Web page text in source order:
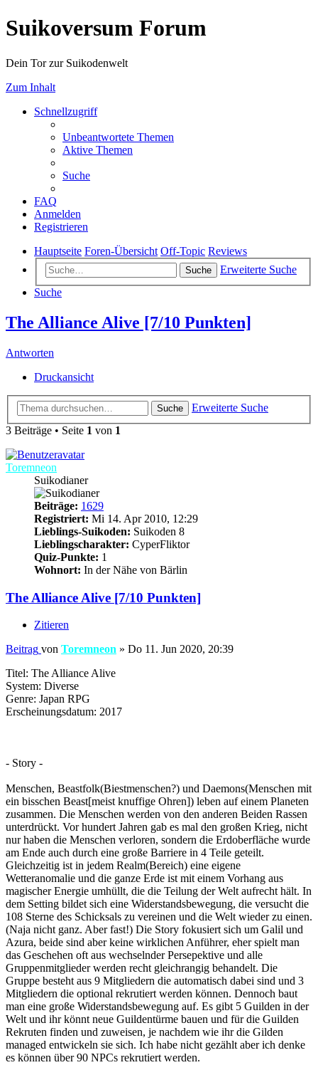
Suikoversum Forum
Dein Tor zur Suikodenwelt
Zum Inhalt
Schnellzugriff
Unbeantwortete Themen
Aktive Themen
Suche
FAQ
Anmelden
Registrieren
Hauptseite Foren-Übersicht Off-Topic Reviews
Suche
Erweiterte Suche
Suche
The Alliance Alive [7/10 Punkten]
Antworten
Druckansicht
Suche
Erweiterte Suche
3 Beiträge • Seite 1 von 1
Toremneon
Suikodianer
Beiträge: 1629
Registriert: Mi 14. Apr 2010, 12:29
Lieblings-Suikoden: Suikoden 8
Lieblingscharakter: CyperFliktor
Quiz-Punkte: 1
Wohnort: In der Nähe von Bärlin
The Alliance Alive [7/10 Punkten]
Zitieren
Beitrag von Toremneon » Do 11. Jun 2020, 20:39
Titel: The Alliance Alive
System: Diverse
Genre: Japan RPG
Erscheinungsdatum: 2017
- Story -
Menschen, Beastfolk(Biestmenschen?) und Daemons(Menschen mit
ein bisschen Beast[meist knuffige Ohren]) leben auf einem Planeten
zusammen. Die Menschen werden von den anderen Beiden Rassen
unterdrückt. Vor hundert Jahren gab es mal den großen Krieg, nicht
nur haben die Menschen verloren, sondern die Erdoberfläche wurde
am Ende auch durch eine große Barriere in 4 Teile geteilt.
Gleichzeitig ist in jedem Realm(Bereich) eine eigene
Wetteranomalie und die ganze Erde ist mit einem Vorhang aus
magischer Energie umhüllt, die die Teilung der Welt aufrecht hält. In
dem Setting bildet sich eine Widerstandsbewegung, die versucht die
108 Sterne des Schicksals zu vereinen und die Welt wieder zu einen.
(Naja nicht ganz. Aber fast!) Die Story fokusiert sich um Galil und
Azura, beide sind aber keine wirklichen Anführer, eher spielt man
das Geschehen oft aus wechselnder Persepektive und alle
Gruppenmitglieder werden recht gleichrangig behandelt. Die
Gruppe besteht aus 9 Mitgliedern die automatisch dabei sind und 3
Mitgliedern die optional rekrutiert werden können. Dennoch baut
man eine große Widerstandsbewegung auf. Es gibt 5 Guilden in der
Welt und ihr könnt neue Guildentürme bauen und für die Guilden
Rekruten finden und zuweisen, je nachdem wie ihr die Gilden
managed entwickeln sie sich. Ich habe nicht gezählt aber ich denke
es können über 90 NPCs rekrutiert werden.